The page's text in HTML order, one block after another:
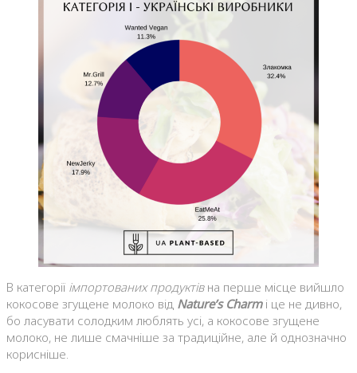
В категорії імпортованих продуктів на перше місце вийшло
кокосове згущене молоко від Nature’s Charmі це не дивно,
бо ласувати солодким люблять усі, а кокосове згущене
молоко, не лише смачніше за традиційне, але й однозначно
корисніше.